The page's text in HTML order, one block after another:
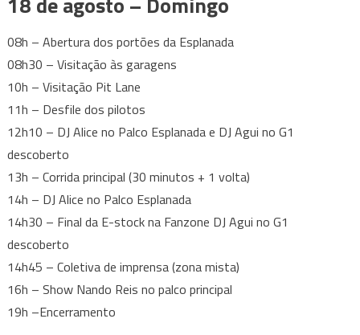
08h – Abertura dos portões da Esplanada
08h30 – Visitação às garagens
10h – Visitação Pit Lane
11h – Desfile dos pilotos
12h10 – DJ Alice no Palco Esplanada e DJ Agui no G1
descoberto
13h – Corrida principal (30 minutos + 1 volta)
14h – DJ Alice no Palco Esplanada
14h30 – Final da E-stock na Fanzone DJ Agui no G1
descoberto
14h45 – Coletiva de imprensa (zona mista)
16h – Show Nando Reis no palco principal
19h –Encerramento